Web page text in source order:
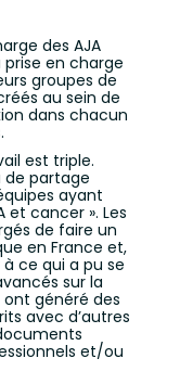
des AJA
en charge
groupes de
au sein de
dans chacun
est triple.
de partage
ayant
et cancer ». Les
de faire un
en France et,
ce qui a pu se
sur la
généré des
avec d’autres
et/ou